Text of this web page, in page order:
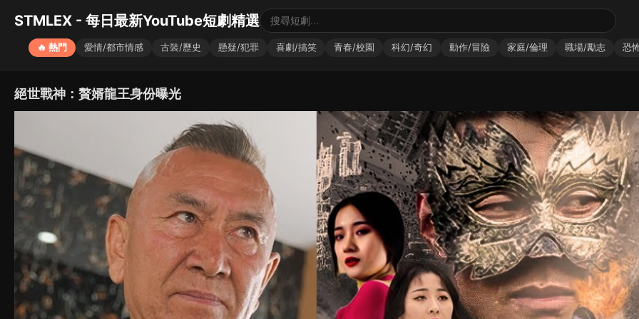
STMLEX - 每日最新YouTube短劇精選
🔥 熱門 愛情/都市情感 古裝/歷史 懸疑/犯罪 喜劇/搞笑 青春/校園 科幻/奇幻 動作/冒險 家庭/倫理 職場/勵志 恐
絕世戰神：贅婿龍王身份曝光